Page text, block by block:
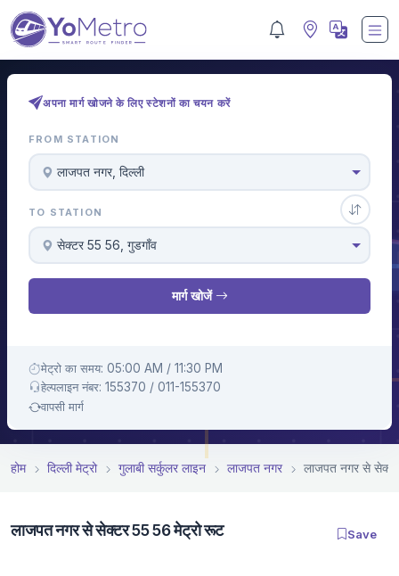
अपना मार्ग खोजने के लिए स्टेशनों का चयन करें
FROM STATION
लाजपत नगर, दिल्ली
TO STATION
सेक्टर 55 56, गुडगाँव
मार्ग खोजें
मेट्रो का समय: 05:00 AM / 11:30 PM
हेल्पलाइन नंबर: 155370 / 011-155370
वापसी मार्ग
होम दिल्ली मेट्रो गुलाबी सर्कुलर लाइन लाजपत नगर लाजपत नगर से
लाजपत नगर से सेक्टर 55 56 मेट्रो रूट Save